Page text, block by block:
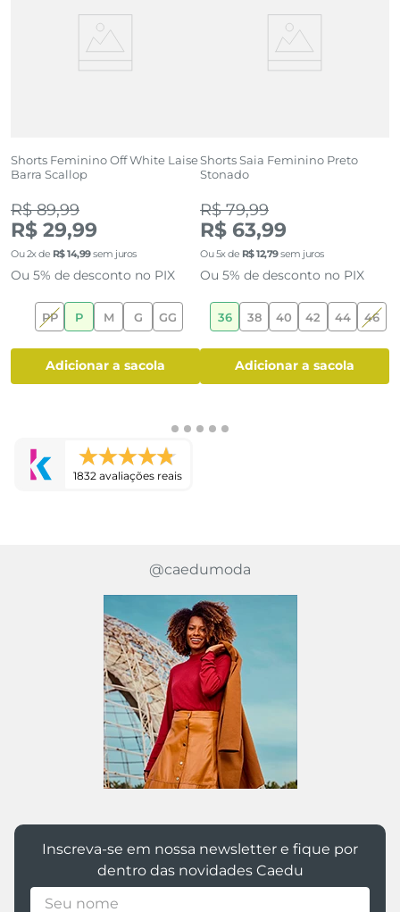
Shorts Feminino Off White Laise
Barra Scallop
R$ 89,99
R$ 29,99
Ou2x de R$14,99sem juros
Ou 5% de desconto no PIX
PP P M G GG
adicionar a sacola
Shorts Saia Feminino Preto
Stonado
R$ 79,99
R$ 63,99
Ou5x de R$12,79sem juros
Ou 5% de desconto no PIX
36 38 40 42 44 46
adicionar a sacola
1832 avaliações reais
@caedumoda
Inscreva-se em nossa newsletter e fique por
dentro das novidades Caedu